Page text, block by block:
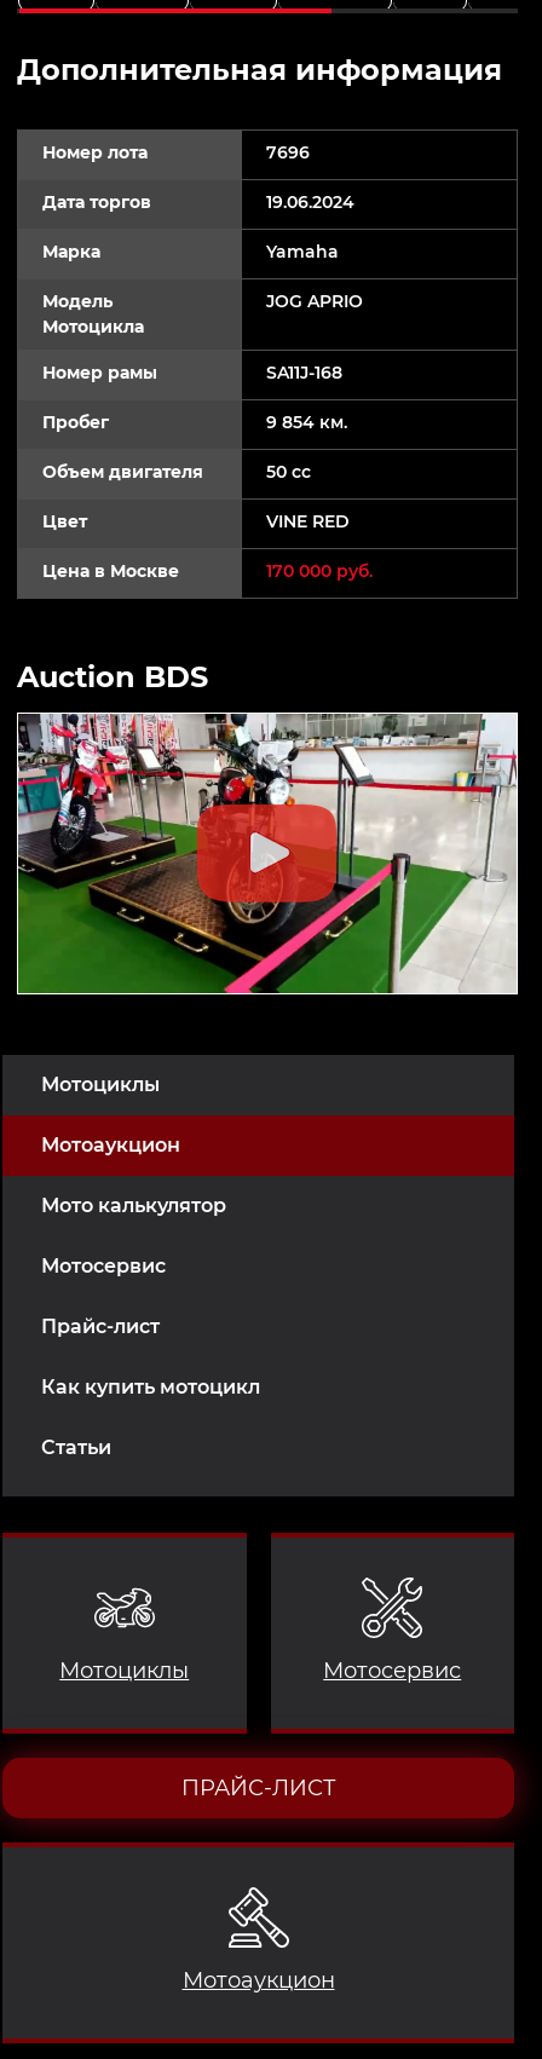
Мотоциклы
Мотоаукцион
Мото калькулятор
Мотосервис
Прайс-лист
Как купить мотоцикл
Статьи
Мотоциклы
Мотоаукцион
Мотосервис
ПРАЙС-ЛИСТ
Дополнительная информация
Номер лота 7696
Дата торгов 19.06.2024
Марка Yamaha
Модель
Мотоцикла
JOG APRIO
Номер рамы SA11J-168
Пробег 9 854 км.
Объем двигателя 50 cc
Цвет VINE RED
Цена в Москве 170 000 руб.
Auction BDS